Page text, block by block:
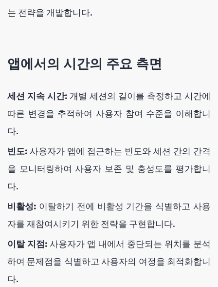
는 전략을 개발합니다.
앱에서의 시간의 주요 측면
세션 지속 시간: 개별 세션의 길이를 측정하고 시간에
따른 변경을 추적하여 사용자 참여 수준을 이해합니
다.
빈도: 사용자가 앱에 접근하는 빈도와 세션 간의 간격
을 모니터링하여 사용자 보존 및 충성도를 평가합니
다.
비활성: 이탈하기 전에 비활성 기간을 식별하고 사용
자를 재참여시키기 위한 전략을 구현합니다.
이탈 지점: 사용자가 앱 내에서 중단되는 위치를 분석
하여 문제점을 식별하고 사용자의 여정을 최적화합니
다.